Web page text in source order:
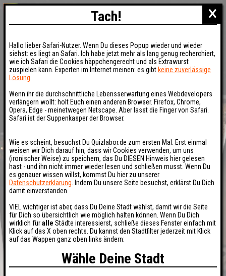
×
Tach!
Hallo lieber Safari-Nutzer. Wenn Du dieses Popup wieder und wieder
siehst: es liegt an Safari. Ich habe jetzt mehr als lang genug recherchiert,
wie ich Safari die Cookies häppchengerecht und als Extrawurst
zuspielen kann. Experten im Internet meinen: es gibt keine zuverlässige
Lösung
Wenn ihr die durchschnittliche Lebensserwartung eines Webdevelopers
verlängern wollt: holt Euch einen anderen Browser. Firefox, Chrome,
Opera, Edge - meinetwegen Netscape. Aber lasst die Finger von Safari.
Safari ist der Suppenkasper der Browser.
Wie es scheint, besuchst Du Quizlabor.de zum ersten Mal. Erst einmal
weisen wir Dich darauf hin, dass wir Cookies verwenden, um uns
(ironischer Weise) zu speichern, das Du DIESEN Hinweis hier gelesen
hast - und ihn nicht immer wieder lesen und schließen musst. Wenn Du
es genauer wissen willst, kommst Du hier zu unserer
Datenschutzerklärung . Indem Du unsere Seite besuchst, erklärst Du Dich
damit einverstanden.
VIEL wichtiger ist aber, dass Du Deine Stadt wählst, damit wir die Seite
für Dich so übersichtlich wie möglich halten können. Wenn Du Dich
wirklich füralle Städte interessierst, schließe dieses Fenster einfach mit
Klick auf das X oben rechts. Du kannst den Stadtfilter jederzeit mit Klick
auf das Wappen ganz oben links ändern:
Wähle Deine Stadt